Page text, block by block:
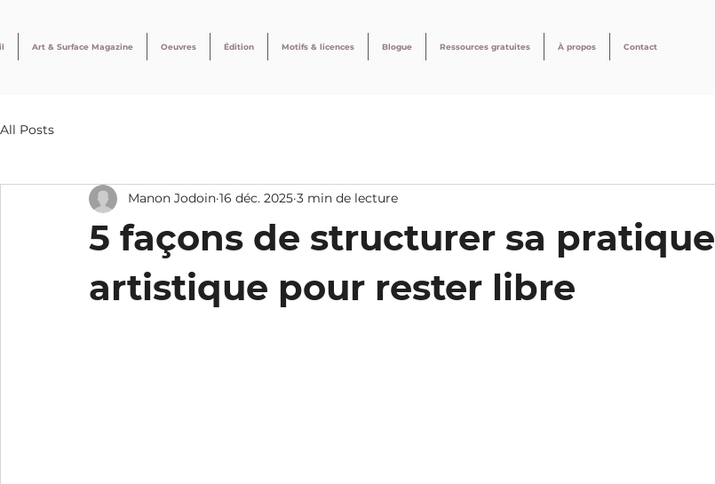
Art & Surface Magazine Oeuvres Édition Motifs & licences Blogue Ressources gratuites À propos Contact
All Posts
5 façons de structurer sa pratique
artistique pour rester libre
Manon Jodoin 16 déc. 2025 3 min de lecture